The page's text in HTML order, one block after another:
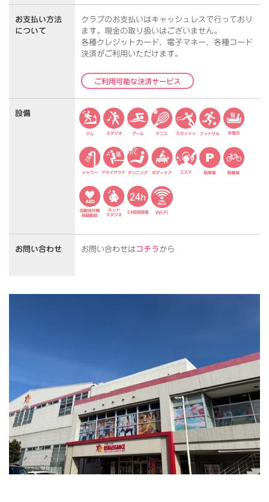
お支払い方法
について
クラブのお支払いはキャッシュレスで行っており
ます。 現金の取り扱いはございません。
各種クレジットカード、電子マネー、各種コード
決済がご利用いただけます。
ご利用可能な決済サービス
設備
お問い合わせ お問い合わせはコチラから